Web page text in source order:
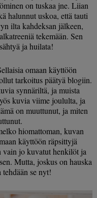
on tuskaa jne. Liian
halunnut uskoa, että tauti
ilta kahdeksan jälkeen,
tekemään. Sen
ja huilata!
omaan käyttöön
tarkoitus päätyä blogiin.
synnäriltä, ja muista
kuvia viime joululta, ja
on muuttunut, ja miten
hiomattoman, kuvan
käyttöön räpsittyjä
vain jo kuvatut henkilöt ja
Mutta, joskus on hauska
tehdään se nyt!